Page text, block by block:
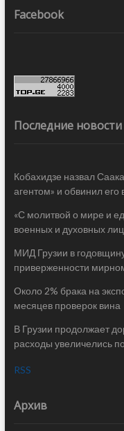
Facebook
Последние новости
Кобахидзе назвал
агентом» и обвинил его
«С молитвой о мире и
военных и духовных
МИД Грузии в
приверженности
Около 2% брака на
месяцев проверок вина
В Грузии продолжает
расходы увеличелись
RSS
Архив